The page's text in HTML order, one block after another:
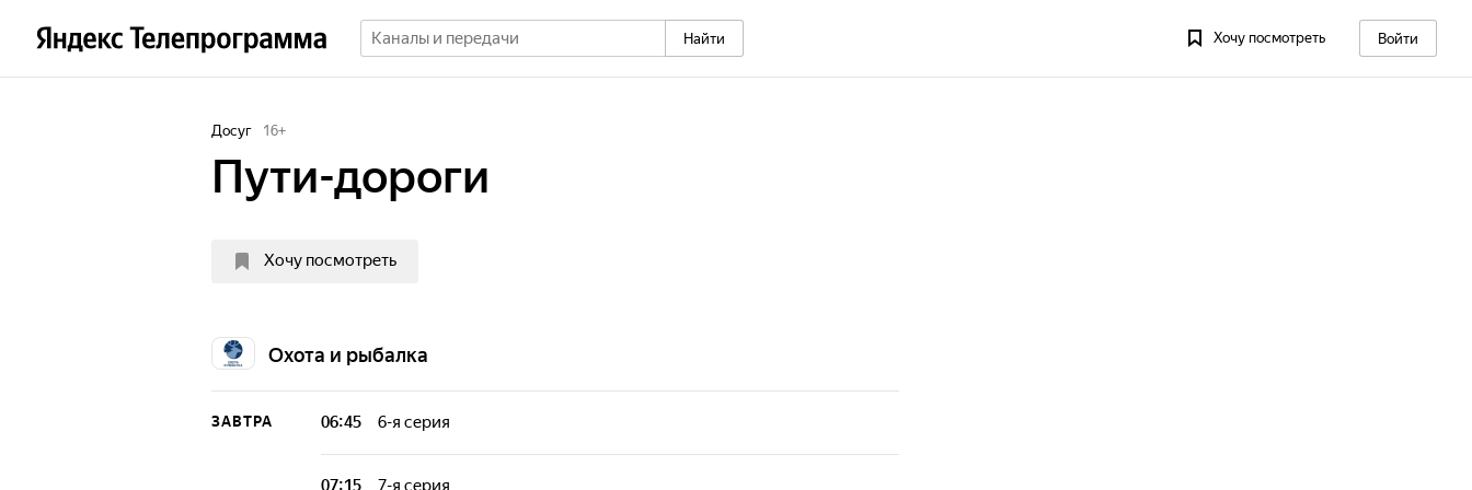
Найти Хочу посмотреть Войти
Досуг 16+
Пути-дороги
Хочу посмотреть
Охота и рыбалка
ЗАВТРА 06:45 6-я серия
В этот раз пути-дороги привели съемочную группу телеканала
07:15 7-я серия